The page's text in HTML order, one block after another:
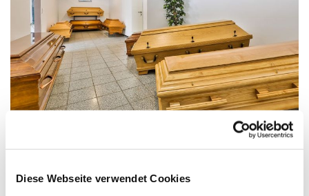
Diese Webseite verwendet Cookies
Was ist ein digitaler Nachlass?